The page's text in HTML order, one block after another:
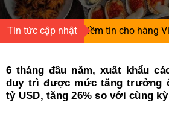
Tài liệu
Search
for:
Tin tức cập nhật
Người gieo niềm tin cho hàng Việt
6 tháng đầu năm, xuất khẩu
duy trì được mức tăng trưởng
tỷ USD, tăng 26% so với cùng kỳ